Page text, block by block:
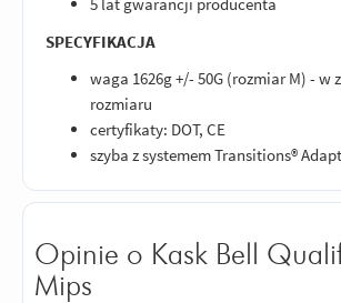
5 lat gwarancji producenta
SPECYFIKACJA
waga 1626g +/- 50G (rozmiar M) - w
rozmiaru
certyfikaty: DOT, CE
szyba z systemem Transitions®
Opinie o Kask Bell
Mips